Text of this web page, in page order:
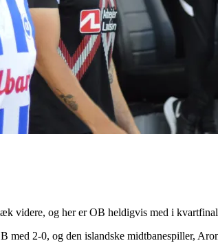
videre, og her er OB heldigvis med i
med 2-0, og den islandske midtbanespiller,